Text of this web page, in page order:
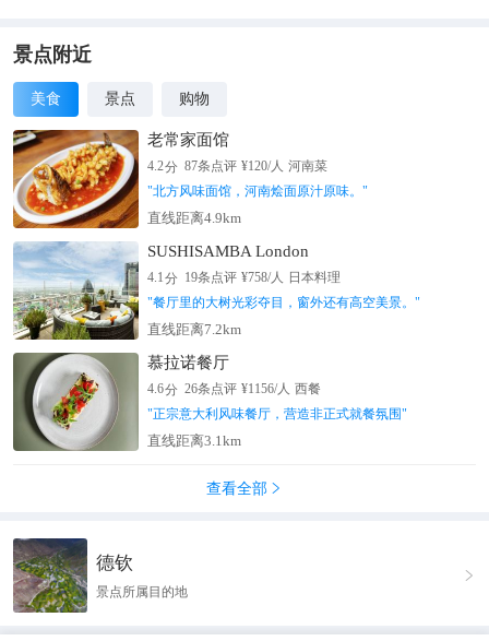
景点附近
美食 景点 购物
老常家面馆
4.2分 87条点评 ¥120/人 河南菜
"北方风味面馆，河南烩面原汁原味。 "
直线距离4.9km
SUSHISAMBA London
4.1分 19条点评 ¥758/人 日本料理
"餐厅里的大树光彩夺目，窗外还有高空美景。 "
直线距离7.2km
慕拉诺餐厅
4.6分 26条点评 ¥1156/人 西餐
"正宗意大利风味餐厅，营造非正式就餐氛围"
直线距离3.1km
查看全部 
德钦
景点所属目的地
